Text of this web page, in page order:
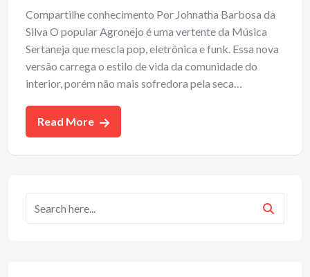
Compartilhe conhecimento Por Johnatha Barbosa da
Silva O popular Agronejo é uma vertente da Música
Sertaneja que mescla pop, eletrônica e funk. Essa nova
versão carrega o estilo de vida da comunidade do
interior, porém não mais sofredora pela seca…
Read More